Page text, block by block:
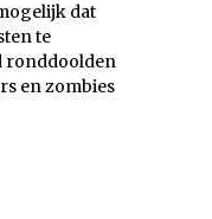
dat
te
ronddoolden
en zombies